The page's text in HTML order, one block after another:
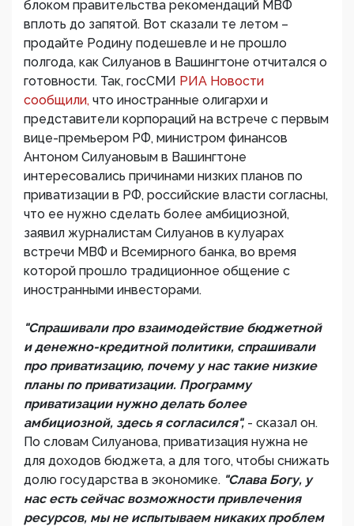
блоком правительства рекомендаций МВФ
вплоть до запятой. Вот сказали те летом –
продайте Родину подешевле и не прошло
полгода, как Силуанов в Вашингтоне отчитался о
готовности. Так, госСМИ РИА Новости
сообщили, что иностранные олигархи и
представители корпораций на встрече с первым
вице-премьером РФ, министром финансов
Антоном Силуановым в Вашингтоне
интересовались причинами низких планов по
приватизации в РФ, российские власти согласны,
что ее нужно сделать более амбициозной,
заявил журналистам Силуанов в кулуарах
встречи МВФ и Всемирного банка, во время
которой прошло традиционное общение с
иностранными инвесторами.
"Спрашивали про взаимодействие бюджетной
и денежно-кредитной политики, спрашивали
про приватизацию, почему у нас такие низкие
планы по приватизации. Программу
приватизации нужно делать более
амбициозной, здесь я согласился", - сказал он.
По словам Силуанова, приватизация нужна не
для доходов бюджета, а для того, чтобы снижать
долю государства в экономике. "Слава Богу, у
нас есть сейчас возможности привлечения
ресурсов, мы не испытываем никаких проблем